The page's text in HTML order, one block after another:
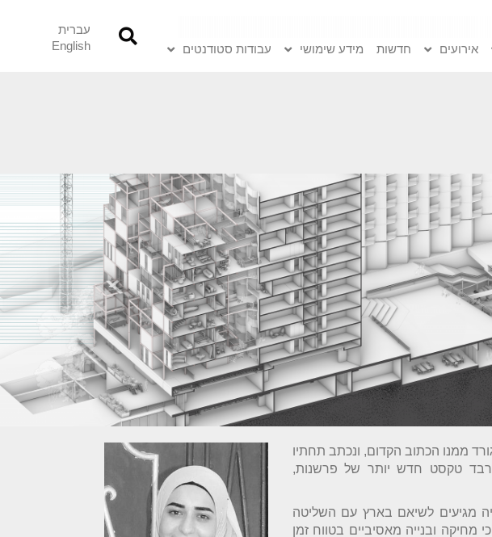
אירועים חדשות מידע שימושי עבודות סטודנטים
עברית
English
ממנו הכתוב הקדום, ונכתב תחתיו
טקסט חדש יותר של פרשנות,
מגיעים לשיאם בארץ עם השליטה
ובנייה מאסיביים בטווח זמן